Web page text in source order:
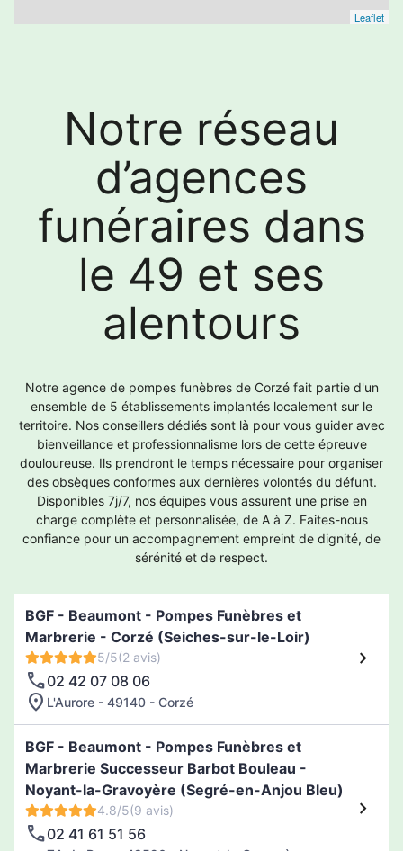
Leaflet
Notre réseau
d’agences
funéraires dans
le 49 et ses
alentours
Notre agence de pompes funèbres de Corzé fait partie d'un
ensemble de 5 établissements implantés localement sur le
territoire. Nos conseillers dédiés sont là pour vous guider avec
bienveillance et professionnalisme lors de cette épreuve
douloureuse. Ils prendront le temps nécessaire pour organiser
des obsèques conformes aux dernières volontés du défunt.
Disponibles 7j/7, nos équipes vous assurent une prise en
charge complète et personnalisée, de A à Z. Faites-nous
confiance pour un accompagnement empreint de dignité, de
sérénité et de respect.
BGF - Beaumont - Pompes Funèbres et
Marbrerie - Corzé (Seiches-sur-le-Loir)
5/5(2 avis)
02 42 07 08 06
L'Aurore - 49140 - Corzé
BGF - Beaumont - Pompes Funèbres et
Marbrerie Successeur Barbot Bouleau -
Noyant-la-Gravoyère (Segré-en-Anjou Bleu)
4.8/5(9 avis)
02 41 61 51 56